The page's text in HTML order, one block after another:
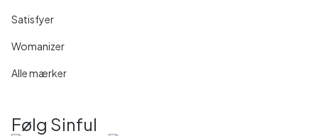
Satisfyer
Womanizer
Alle mærker
Følg Sinful